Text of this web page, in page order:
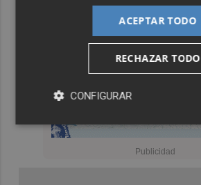
ACEPTAR TODO
RECHAZAR TODO
CONFIGURAR